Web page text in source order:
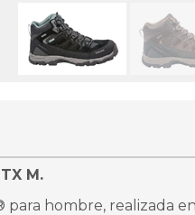
M.
hombre, realizada